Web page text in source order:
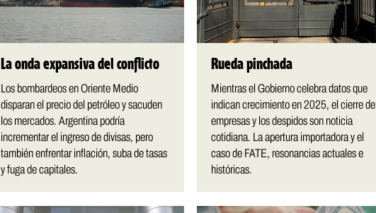
La onda expansiva del conflicto
Los bombardeos en Oriente Medio
disparan el precio del petróleo y sacuden
los mercados. Argentina podría
incrementar el ingreso de divisas, pero
también enfrentar inflación, suba de tasas
y fuga de capitales.
Rueda pinchada
Mientras el Gobierno celebra datos que
indican crecimiento en 2025, el cierre de
empresas y los despidos son noticia
cotidiana. La apertura importadora y el
caso de FATE, resonancias actuales e
históricas.